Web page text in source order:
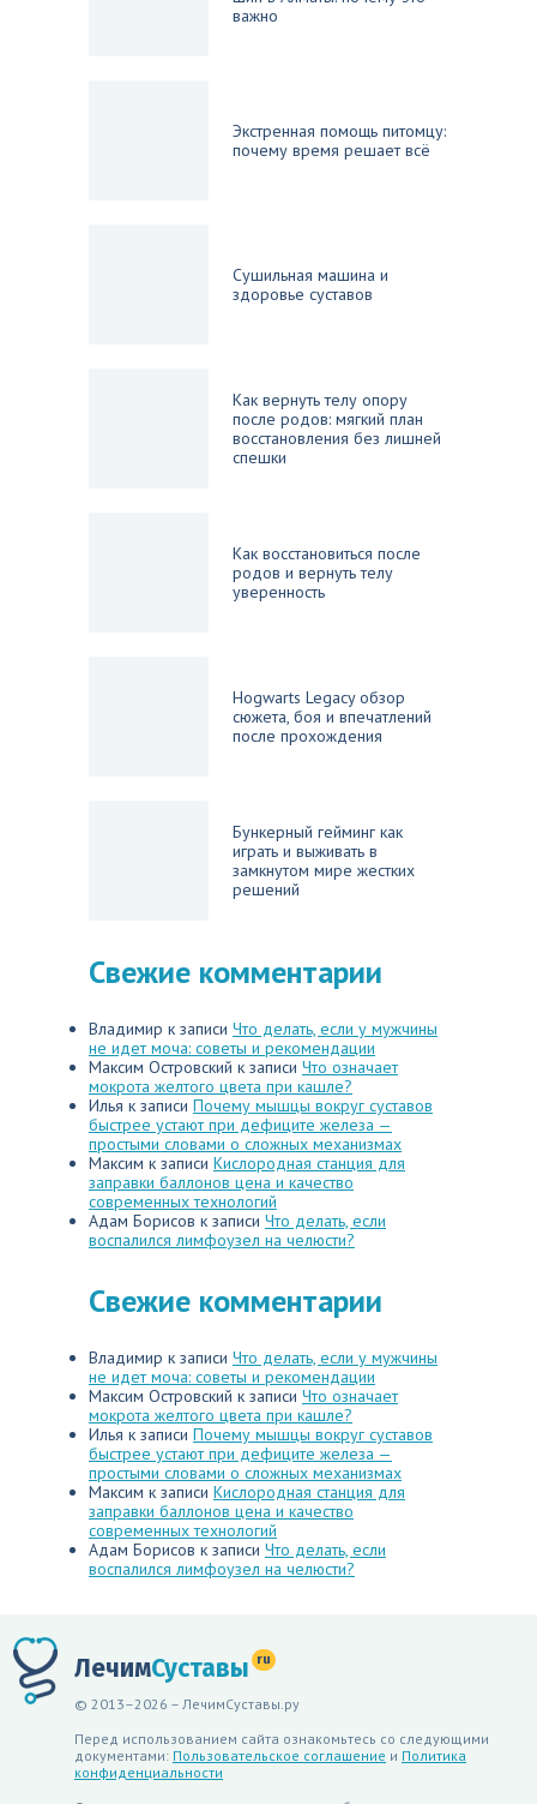
важно
Экстренная помощь питомцу:
почему время решает всё
Сушильная машина и
здоровье суставов
Как вернуть телу опору
после родов: мягкий план
восстановления без лишней
спешки
Как восстановиться после
родов и вернуть телу
уверенность
Hogwarts Legacy обзор
сюжета, боя и впечатлений
после прохождения
Бункерный гейминг как
играть и выживать в
замкнутом мире жестких
решений
Свежие комментарии
Владимир к записи Что делать, если у мужчины
не идет моча: советы и рекомендации
Максим Островский к записи Что означает
мокрота желтого цвета при кашле?
Илья к записи Почему мышцы вокруг суставов
быстрее устают при дефиците железа —
простыми словами о сложных механизмах
Максим к записи Кислородная станция для
заправки баллонов цена и качество
современных технологий
Адам Борисов к записи Что делать, если
воспалился лимфоузел на челюсти?
Свежие комментарии
Владимир к записи Что делать, если у мужчины
не идет моча: советы и рекомендации
Максим Островский к записи Что означает
мокрота желтого цвета при кашле?
Илья к записи Почему мышцы вокруг суставов
быстрее устают при дефиците железа —
простыми словами о сложных механизмах
Максим к записи Кислородная станция для
заправки баллонов цена и качество
современных технологий
Адам Борисов к записи Что делать, если
воспалился лимфоузел на челюсти?
ЛечимСуставы ru
© 2013–2026 – ЛечимСуставы.ру
Перед использованием сайта ознакомьтесь со следующими
документами: Пользовательское соглашение и Политика
конфиденциальности